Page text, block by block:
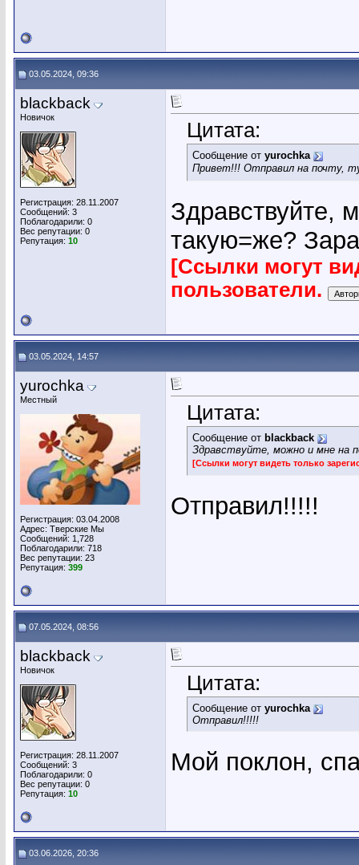
03.05.2024, 09:36
blackback
Новичок
Регистрация: 28.11.2007
Сообщений: 3
Поблагодарили: 0
Вес репутации: 0
Репутация: 10
Цитата:
Сообщение от yurochka
Привет!!! Отправил на почту,
Здравствуйте,
такую=же?
[Ссылки могут
пользователи.
03.05.2024, 14:57
yurochka
Местный
Регистрация: 03.04.2008
Адрес: Тверские Мы
Сообщений: 1,728
Поблагодарили: 718
Вес репутации: 23
Репутация: 399
Цитата:
Сообщение от blackback
Здравствуйте, можно и мне на
[Ссылки могут видеть только
Отправил!!!!!
07.05.2024, 08:56
blackback
Новичок
Регистрация: 28.11.2007
Сообщений: 3
Поблагодарили: 0
Вес репутации: 0
Репутация: 10
Цитата:
Сообщение от yurochka
Отправил!!!!!
Мой поклон,
03.06.2026, 20:36